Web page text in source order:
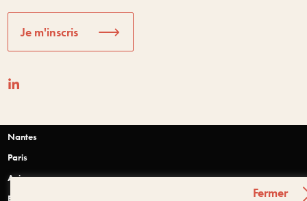
Je m'inscris
Nantes
Paris
Anjou
Bretagne
Fermer